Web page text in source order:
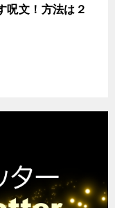
呪文！方法は２